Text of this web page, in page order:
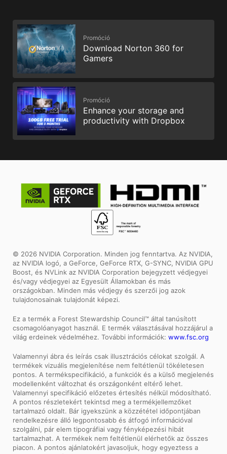
Promóció
Download Norton 360 for
Gamers
Promóció
Enhance your storage and
productivity with Dropbox
© 2026 NVIDIA Corporation. Minden jog fenntartva. Az NVIDIA,
az NVIDIA logó, a GeForce, GeForce RTX, G-SYNC, NVIDIA GPU
Boost, és NVLink az NVIDIA Corporation bejegyzett védjegyei
és/vagy védjegyei az Egyesült Államokban és más
országokban. Minden más védjegy és szerzői jog azok
tulajdonosainak tulajdonát képezi.
Ez a termék a Forest Stewardship Council™ által tanúsított
csomagolóanyagot használ. E termék választásával hozzájárul a
világ erdeinek védelméhez. További információk: www.fsc.org
Valamennyi ábra és leírás csak illusztrációs célokat szolgál. A
termékek vizuális megjelenítése nem feltétlenül tökéletesen
pontos. A termékspecifikáció, a funkciók és a külső megjelenés
modellenként változhat és országonként eltérő lehet.
Valamennyi specifikáció előzetes értesítés nélkül módosítható.
A pontos részletekért tekintsd meg a termékjellemzőket
tartalmazó oldalt. Bár igyekszünk a közzététel időpontjában
rendelkezésre álló legpontosabb és átfogó információval
szolgálni, pár elem tipográfiai vagy fényképezési hibát
tartalmazhat. A termékek nem feltétlenül elérhetők az összes
piacon. A pontos ajánlatokért javasoljuk, hogy egyeztess a